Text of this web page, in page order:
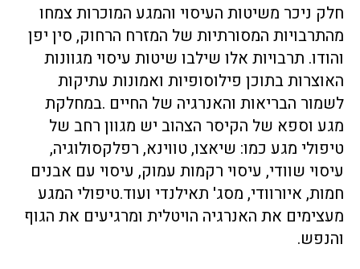
חלק ניכר משיטות העיסוי והמגע המוכרות צמחו
מהתרבויות המסורתיות של המזרח הרחוק, סין יפן
והודו. תרבויות אלו שילבו שיטות עיסוי מגוונות
האוצרות בתוכן פילוסופיות ואמונות עתיקות
לשמור הבריאות והאנרגיה של החיים .במחלקת
מגע וספא של הקיסר הצהוב יש מגוון רחב של
טיפולי מגע כמו: שיאצו, טווינא, רפלקסולוגיה,
עיסוי שוודי, עיסוי רקמות עמוק, עיסוי עם אבנים
חמות, איורוודי, מסג' תאילנדי ועוד.טיפולי המגע
מעצימים את האנרגיה הויטלית ומרגיעים את הגוף
והנפש.